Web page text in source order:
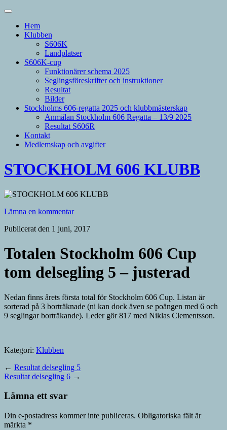
Hem
Klubben
S606K
Landplatser
S606K-cup
Funktionärer schema 2025
Seglingsföreskrifter och instruktioner
Resultat
Bilder
Stockholms 606-regatta 2025 och klubbmästerskap
Anmälan Stockholm 606 Regatta – 13/9 2025
Resultat S606R
Kontakt
Medlemskap och avgifter
STOCKHOLM 606 KLUBB
Lämna en kommentar
Publicerat den 1 juni, 2017
Totalen Stockholm 606 Cup
tom delsegling 5 – justerad
Nedan finns årets första total för Stockholm 606 Cup. Listan är
sorterad på 3 borträknade (ni kan dock även se poängen med 6 och
9 seglingar borträkande). Leder gör 817 med Niklas Clementsson.
Kategori: Klubben
← Resultat delsegling 5
Resultat delsegling 6 →
Lämna ett svar
Din e-postadress kommer inte publiceras. Obligatoriska fält är
märkta *